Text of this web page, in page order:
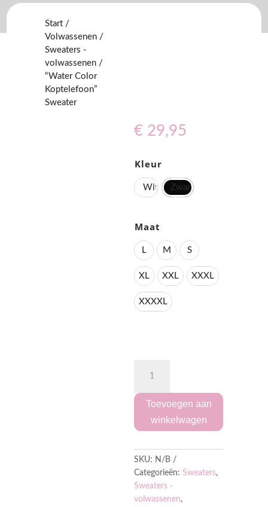
Start /
Volwassenen /
Sweaters -
volwassenen /
“Water Color
Koptelefoon”
Sweater
€ 29,95
Kleur
Wit Zwart
Maat
L M S
XL XXL XXXL
XXXXL
Color
Koptelefoon"
Sweater
aantal
Toevoegen aan
winkelwagen
SKU: N/B
Categorieën: Sweaters,
Sweaters -
volwassenen,